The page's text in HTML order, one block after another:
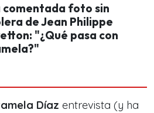
comentada foto sin
de Jean Philippe
"¿Qué pasa con
Díaz entrevista (y ha